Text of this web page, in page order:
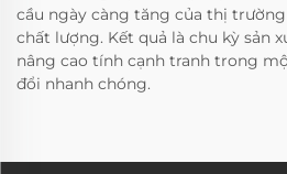
cầu ngày càng tăng của thị
chất lượng. Kết quả là chu kỳ sản
nâng cao tính cạnh tranh trong
đổi nhanh chóng.